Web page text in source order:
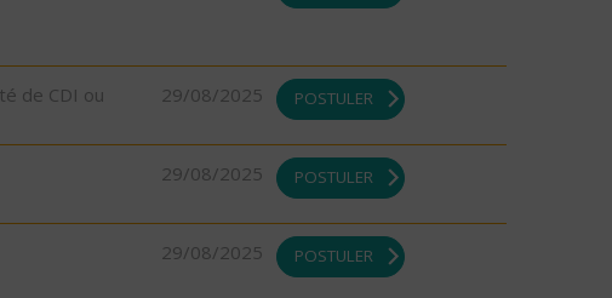
de CDI ou
29/08/2025 POSTULER
29/08/2025 POSTULER
29/08/2025 POSTULER